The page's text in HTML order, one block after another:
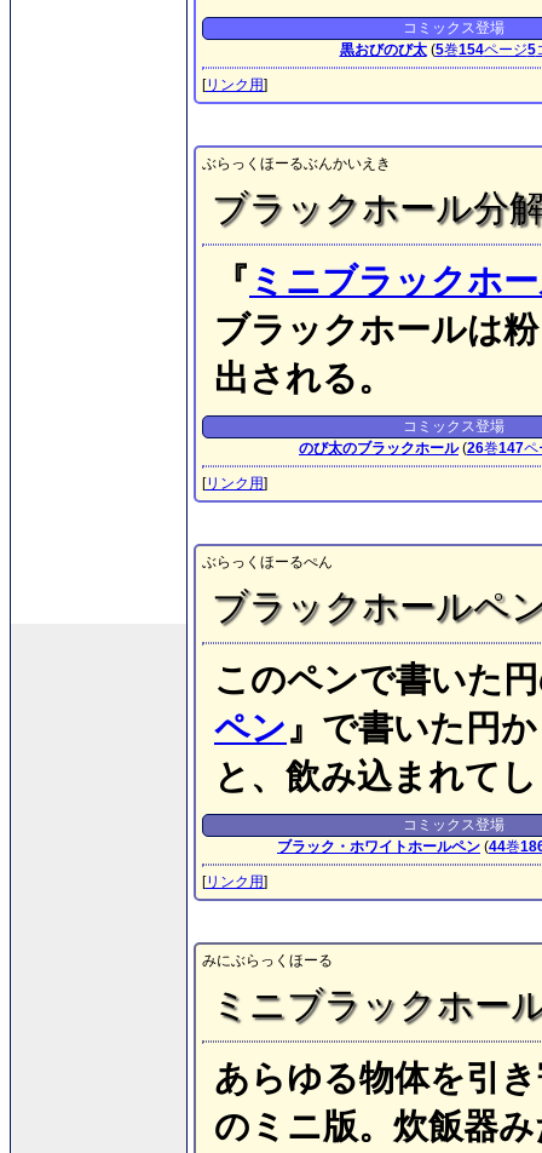
コミックス登場
黒おびのび太(5巻154ページ5
[リンク用]
ぶらっくほーるぶんかいえき
ブラックホール分
『 ミニブラックホ
ブラックホールは
出される。
コミックス登場
のび太のブラックホール(26巻147ペ
[リンク用]
ぶらっくほーるぺん
ブラックホールペ
このペンで書いた
ペン』で書いた円
と、飲み込まれて
コミックス登場
ブラック・ホワイトホールペン (44巻
[リンク用]
みにぶらっくほーる
ミニブラックホー
あらゆる物体を引
のミニ版。炊飯器